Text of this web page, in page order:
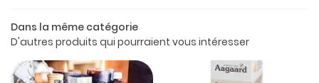
produits
Avis
Restez
INSCRIPTION
Dans la même catégorie
D'autres produits qui pourraient vous intéresser